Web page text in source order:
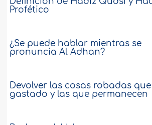
Profético
¿Se puede hablar mientras se
pronuncia Al Adhan?
Devolver las cosas robadas
gastado y las que permanecen